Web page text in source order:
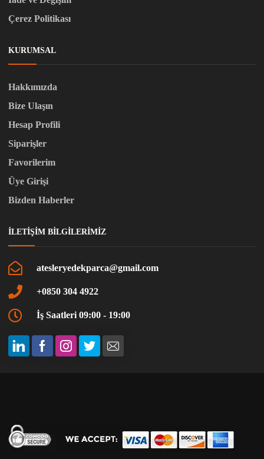
Çerez Politikası
KURUMSAL
Hakkımızda
Bize Ulaşın
Hesap Profili
Siparişler
Favorilerim
Üye Girişi
Bizden Haberler
İLETIŞIM BILGILERIMIZ
atesleryedekparca@gmail.com
+0850 304 4922
İş Saatleri 09:00 - 19:00